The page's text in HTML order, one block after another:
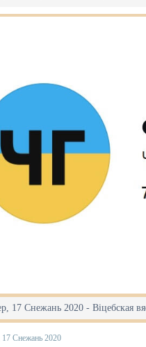
17 Снежань 2020 - Віцебская
17 Снежань 2020